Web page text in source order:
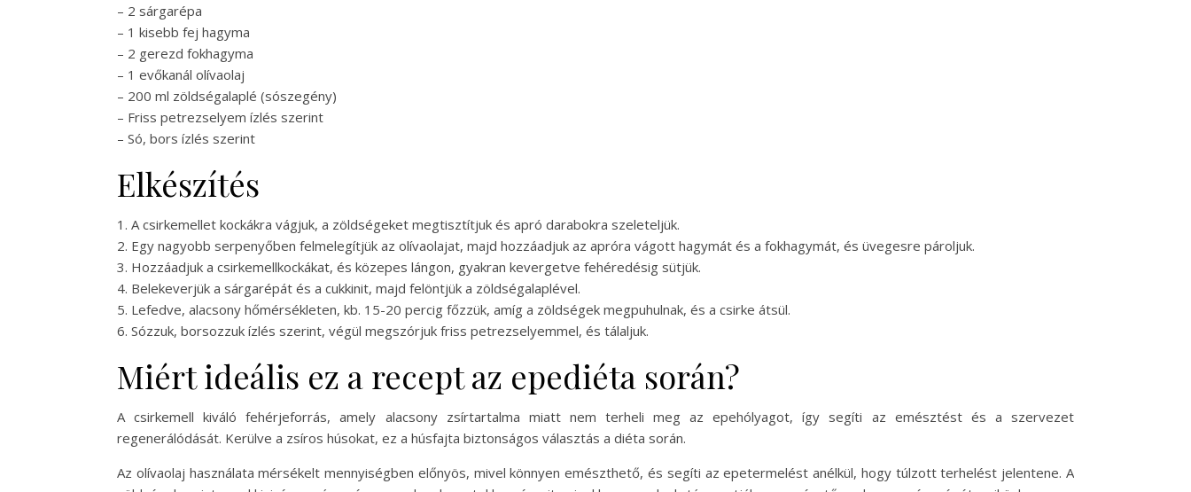
– 2 sárgarépa
– 1 kisebb fej hagyma
– 2 gerezd fokhagyma
– 1 evőkanál olívaolaj
– 200 ml zöldségalaplé (sószegény)
– Friss petrezselyem ízlés szerint
– Só, bors ízlés szerint
Elkészítés
1. A csirkemellet kockákra vágjuk, a zöldségeket megtisztítjuk és apró darabokra szeleteljük.
2. Egy nagyobb serpenyőben felmelegítjük az olívaolajat, majd hozzáadjuk az apróra vágott hagymát és a fokhagymát, és üvegesre pároljuk.
3. Hozzáadjuk a csirkemellkockákat, és közepes lángon, gyakran kevergetve fehéredésig sütjük.
4. Belekeverjük a sárgarépát és a cukkinit, majd felöntjük a zöldségalaplével.
5. Lefedve, alacsony hőmérsékleten, kb. 15-20 percig főzzük, amíg a zöldségek megpuhulnak, és a csirke átsül.
6. Sózzuk, borsozzuk ízlés szerint, végül megszórjuk friss petrezselyemmel, és tálaljuk.
Miért ideális ez a recept az epediéta során?
A csirkemell kiváló fehérjeforrás, amely alacsony zsírtartalma miatt nem terheli meg az epehólyagot, így segíti az emésztést és a szervezet
regenerálódását. Kerülve a zsíros húsokat, ez a húsfajta biztonságos választás a diéta során.
Az olívaolaj használata mérsékelt mennyiségben előnyös, mivel könnyen emészthető, és segíti az epetermelést anélkül, hogy túlzott terhelést jelentene. A